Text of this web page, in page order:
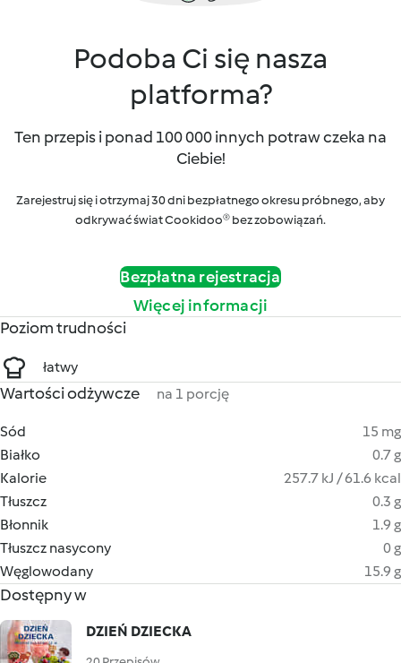
Podoba Ci się nasza
platforma?
Ten przepis i ponad 100 000 innych potraw czeka na
Ciebie!
Zarejestruj się i otrzymaj 30 dni bezpłatnego okresu próbnego, aby
odkrywać świat Cookidoo® bez zobowiązań.
Bezpłatna rejestracja
Więcej informacji
Poziom trudności
łatwy
Wartości odżywcze na 1 porcję
Sód
15 mg
Białko
0.7 g
Kalorie
257.7 kJ / 61.6 kcal
Tłuszcz
0.3 g
Błonnik
1.9 g
Tłuszcz nasycony
0 g
Węglowodany
15.9 g
Dostępny w
DZIEŃ DZIECKA